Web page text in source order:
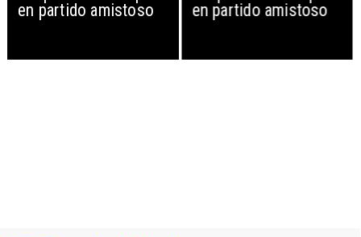
en partido amistoso
en partido amistoso